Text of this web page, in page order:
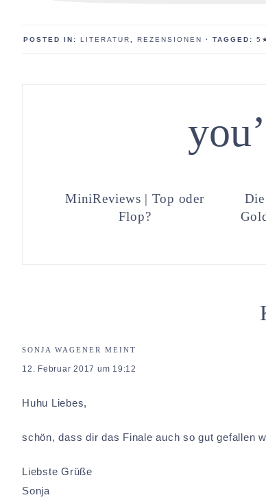
POSTED IN: LITERATUR REZENSIONEN · TAGGED:
MiniReviews | Top oder
Flop?
SONJA WAGENER MEINT
12. Februar 2017 um 19:12
Huhu Liebes,
schön, dass dir das Finale auch so gut gefallen
Liebste Grüße
Sonja